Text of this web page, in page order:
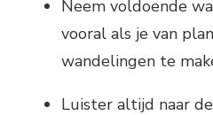
Neem voldoende
vooral als je van
wandelingen te
Luister altijd naar